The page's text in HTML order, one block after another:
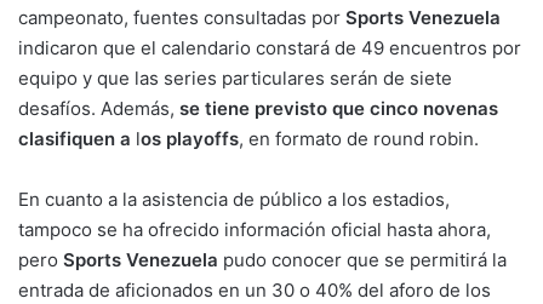
campeonato, fuentes consultadas por Sports Venezuela
indicaron que el calendario constará de 49 encuentros por
equipo y que las series particulares serán de siete
desafíos. Además, se tiene previsto que cinco novenas
clasifiquen a los playoffs, en formato de round robin.
En cuanto a la asistencia de público a los estadios,
tampoco se ha ofrecido información oficial hasta ahora,
pero Sports Venezuela pudo conocer que se permitirá la
entrada de aficionados en un 30 o 40% del aforo de los